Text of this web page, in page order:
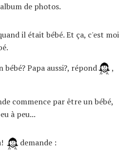
de photos.
il était bébé. Et ça, c'est moi
bébé? Papa aussi?, répond
,
commence par être un bébé,
à peu...
demande :